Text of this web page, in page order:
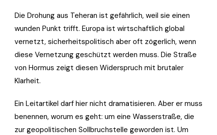
Die Drohung aus Teheran ist gefährlich, weil sie einen
wunden Punkt trifft. Europa ist wirtschaftlich global
vernetzt, sicherheitspolitisch aber oft zögerlich, wenn
diese Vernetzung geschützt werden muss. Die Straße
von Hormus zeigt diesen Widerspruch mit brutaler
Klarheit.
Ein Leitartikel darf hier nicht dramatisieren. Aber er muss
benennen, worum es geht: um eine Wasserstraße, die
zur geopolitischen Sollbruchstelle geworden ist. Um